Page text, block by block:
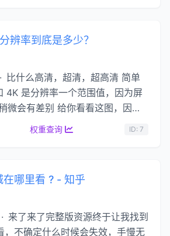
辨率到底是多少？
比什么高清，超清，超高清 简单
4K 是分辨率一个范围值，因为屏
微会有差别 给你看看这图，因为
，划分起来就挺费 …...
权重查询 ID: 7
在哪里看 ? - 知乎
来了来了完整版资源终于让我找到
，不确定什么时候会失效，手慢无